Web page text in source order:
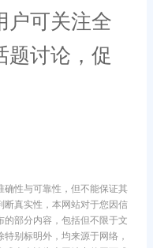
户可关注全
题讨论，促
确性与可靠性，但不能保证其
断真实性，本网站对于您因信
部分内容，包括但不限于文
别标明外，均来源于网络，